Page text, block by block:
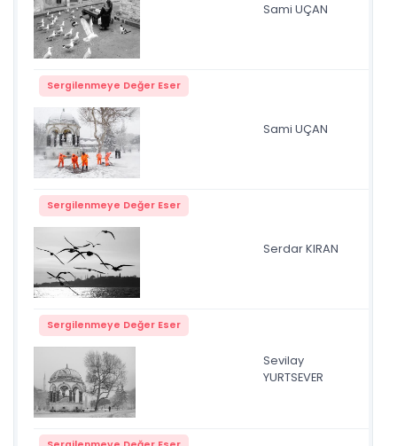
Sami UÇAN
Sergilenmeye Değer Eser
Sami UÇAN
Sergilenmeye Değer Eser
Serdar KIRAN
Sergilenmeye Değer Eser
Sevilay
YURTSEVER